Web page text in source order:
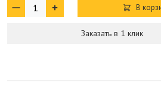
В
Заказать в 1 клик